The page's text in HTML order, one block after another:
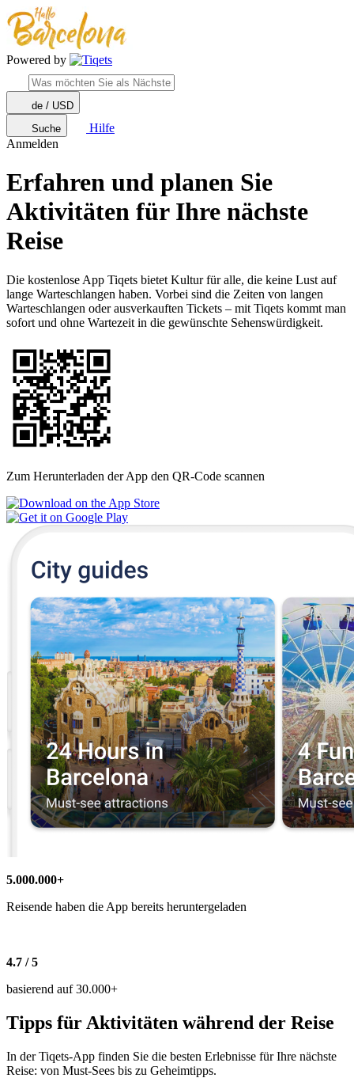
Powered by
de / USD
Suche
Hilfe
Anmelden
Erfahren und planen Sie
Aktivitäten für Ihre nächste
Reise
Die kostenlose App Tiqets bietet Kultur für alle, die keine Lust auf
lange Warteschlangen haben. Vorbei sind die Zeiten von langen
Warteschlangen oder ausverkauften Tickets – mit Tiqets kommt man
sofort und ohne Wartezeit in die gewünschte Sehenswürdigkeit.
Zum Herunterladen der App den QR-Code scannen
5.000.000+
Reisende haben die App bereits heruntergeladen
4.7 / 5
basierend auf 30.000+
Tipps für Aktivitäten während der Reise
In der Tiqets-App finden Sie die besten Erlebnisse für Ihre nächste
Reise: von Must-Sees bis zu Geheimtipps.